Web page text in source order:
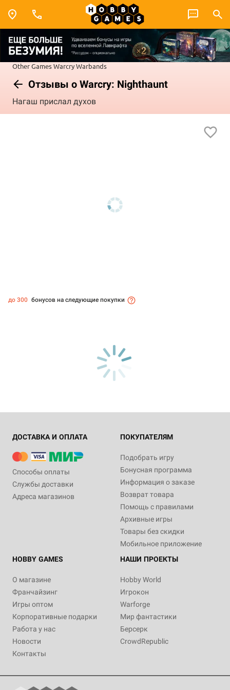
Other GamesWarcryWarbands
Отзывы о Warcry: Nighthaunt
Нагаш прислал духов
до 300 бонусов на следующие покупки
ДОСТАВКА И ОПЛАТА
Способы оплаты
Службы доставки
Адреса магазинов
ПОКУПАТЕЛЯМ
Подобрать игру
Бонусная программа
Информация о заказе
Возврат товара
Помощь с правилами
Архивные игры
Товары без скидки
Мобильное приложение
HOBBY GAMES
О магазине
Франчайзинг
Игры оптом
Корпоративные подарки
Работа у нас
Новости
Контакты
НАШИ ПРОЕКТЫ
Hobby World
Игрокон
Warforge
Мир фантастики
Берсерк
CrowdRepublic